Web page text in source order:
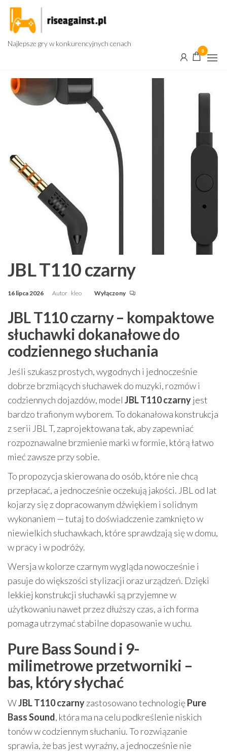
Przejdź
treści
Najlepsze gry w konkurencyjnych cenach
0
JBL T110 czarny
16 lipca 2026 Autor kleo Wyłączony
JBL T110 czarny – kompaktowe
słuchawki dokanałowe do
codziennego słuchania
Jeśli szukasz prostych, wygodnych i jednocześnie
dobrze brzmiących słuchawek do muzyki, rozmów i
codziennych dojazdów, model JBL T110 czarnyjest
bardzo trafionym wyborem. To dokanałowa konstrukcja
z serii JBL T, zaprojektowana tak, aby zapewniać
rozpoznawalne brzmienie marki w formie, którą łatwo
mieć zawsze przy sobie.
To propozycja skierowana do osób, które nie chcą
przepłacać, a jednocześnie oczekują jakości. JBL od lat
kojarzy się z dopracowanym dźwiękiem i solidnym
wykonaniem — tutaj to doświadczenie zamknięto w
niewielkich słuchawkach, które sprawdzają się w domu,
w pracy i w podróży.
Wersja w kolorze czarnym wygląda nowocześnie i
pasuje do większości stylizacji oraz urządzeń. Dzięki
lekkiej konstrukcji słuchawki są przyjemne w
użytkowaniu nawet przez dłuższy czas, a ich forma
pomaga utrzymać stabilne dopasowanie w uchu.
Pure Bass Sound i 9-
milimetrowe przetworniki –
bas, który słychać
WJBL T110 czarnyzastosowano technologięPure
Bass Sound, która ma na celu podkreślenie niskich
tonów w codziennym słuchaniu. To rozwiązanie
sprawia, że bas jest wyraźny, a jednocześnie nie